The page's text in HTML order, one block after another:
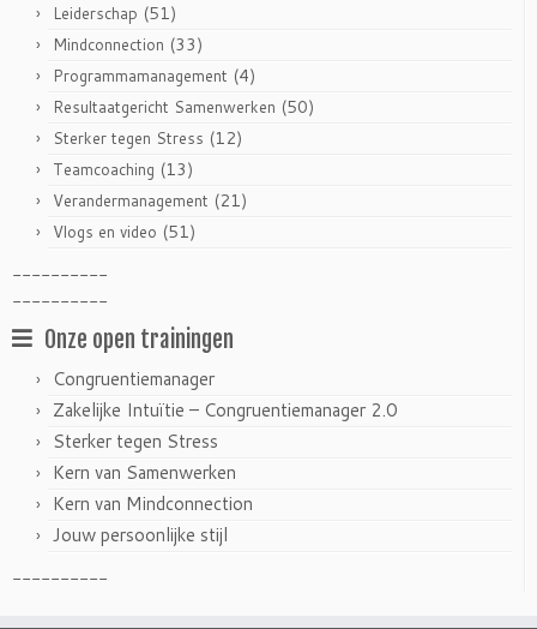
Leiderschap (51)
Mindconnection (33)
Programmamanagement (4)
Resultaatgericht Samenwerken (50)
Sterker tegen Stress (12)
Teamcoaching (13)
Verandermanagement (21)
Vlogs en video (51)
----------
----------
Onze open trainingen
Congruentiemanager
Zakelijke Intuïtie – Congruentiemanager 2.0
Sterker tegen Stress
Kern van Samenwerken
Kern van Mindconnection
Jouw persoonlijke stijl
----------